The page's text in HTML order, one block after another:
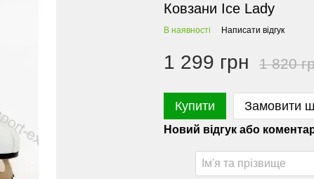
Ковзани Ice Lady
В наявності Написати відгук
1 299 грн 1 820
Купити Замовити
Новий відгук або